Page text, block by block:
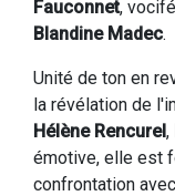
Fauconnet,
Blandine Madec.
Unité de ton en
la révélation de
Hélène Rencurel,
émotive, elle est
confrontation